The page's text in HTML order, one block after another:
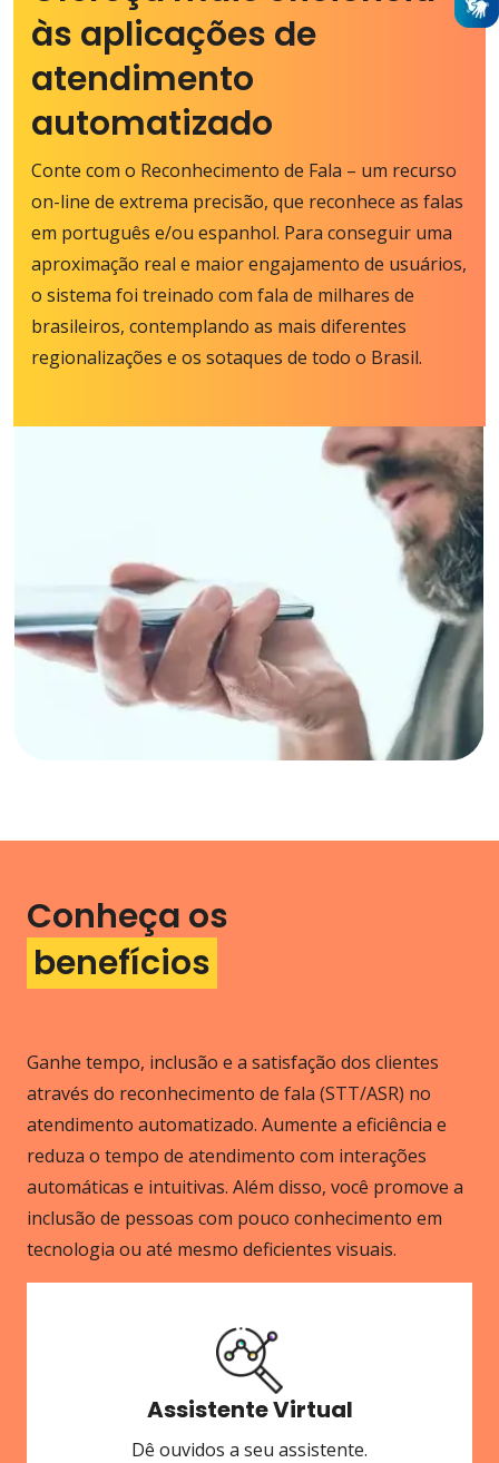
às aplicações de
atendimento
automatizado
Conte com o Reconhecimento de Fala – um recurso
on-line de extrema precisão, que reconhece as falas
em português e/ou espanhol. Para conseguir uma
aproximação real e maior engajamento de usuários,
o sistema foi treinado com fala de milhares de
brasileiros, contemplando as mais diferentes
regionalizações e os sotaques de todo o Brasil.
Conheça os
benefícios
Ganhe tempo, inclusão e a satisfação dos clientes
através do reconhecimento de fala (STT/ASR) no
atendimento automatizado. Aumente a eficiência e
reduza o tempo de atendimento com interações
automáticas e intuitivas. Além disso, você promove a
inclusão de pessoas com pouco conhecimento em
tecnologia ou até mesmo deficientes visuais.
Assistente Virtual
Dê ouvidos a seu assistente.